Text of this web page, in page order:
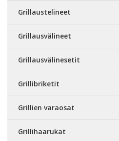
Grillaustelineet
Grillausvälineet
Grillausvälinesetit
Grillibriketit
Grillien varaosat
Grillihaarukat